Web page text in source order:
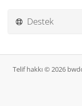
Destek
Telif hakkı © 2026